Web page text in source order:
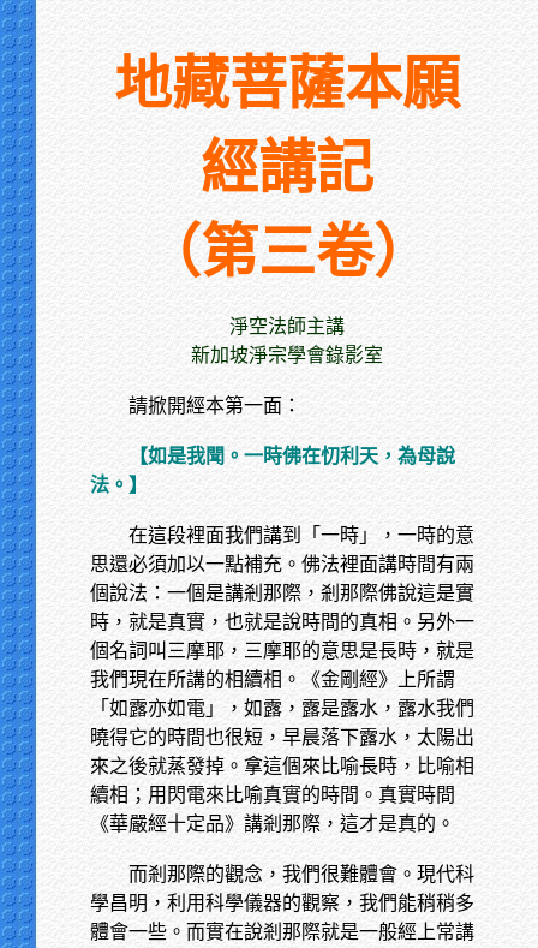
地藏菩薩本願
經講記
（第三卷）
淨空法師主講
新加坡淨宗學會錄影室
請掀開經本第一面：
【如是我聞。一時佛在忉利天，為母說
法。】
在這段裡面我們講到「一時」，一時的意
思還必須加以一點補充。佛法裡面講時間有兩
個說法：一個是講剎那際，剎那際佛說這是實
時，就是真實，也就是說時間的真相。另外一
個名詞叫三摩耶，三摩耶的意思是長時，就是
我們現在所講的相續相。《金剛經》上所謂
「如露亦如電」，如露，露是露水，露水我們
曉得它的時間也很短，早晨落下露水，太陽出
來之後就蒸發掉。拿這個來比喻長時，比喻相
續相；用閃電來比喻真實的時間。真實時間
《華嚴經十定品》講剎那際，這才是真的。
而剎那際的觀念，我們很難體會。現代科
學昌明，利用科學儀器的觀察，我們能稍稍多
體會一些。而實在說剎那際就是一般經上常講